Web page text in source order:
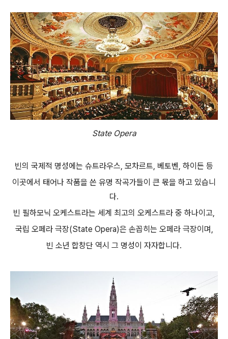
State Opera
빈의 국제적 명성에는 슈트라우스, 모차르트, 베토벤, 하이든 등
이곳에서 태어나 작품을 쓴 유명 작곡가들이 큰 몫을 하고 있습니
다.
빈 필하모닉 오케스트라는 세계 최고의 오케스트라 중 하나이고,
국립 오페라 극장(State Opera)은 손꼽히는 오페라 극장이며,
빈 소년 합창단 역시 그 명성이 자자합니다.